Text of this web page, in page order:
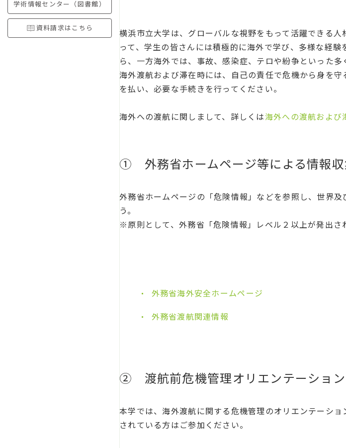
学術情報センター（図書館）
資料請求はこちら
横浜市立大学は、グローバルな視野をもって活躍できる
って、学生の皆さんには積極的に海外で学び、多様な経
ら、一方海外では、事故、感染症、テロや紛争といった多
海外渡航および滞在時には、自己の責任で危機から身を
を払い、必要な手続きを行ってください。
海外への渡航に関しまして、詳しくは海外への渡航および
① 外務省ホームページ等による情報収
外務省ホームページの「危険情報」などを参照し、世界
う。
※原則として、外務省「危険情報」レベル２以上が発出さ
外務省海外安全ホームページ
外務省渡航関連情報
② 渡航前危機管理オリエンテーション
本学では、海外渡航に関する危機管理のオリエンテーシ
されている方はご参加ください。